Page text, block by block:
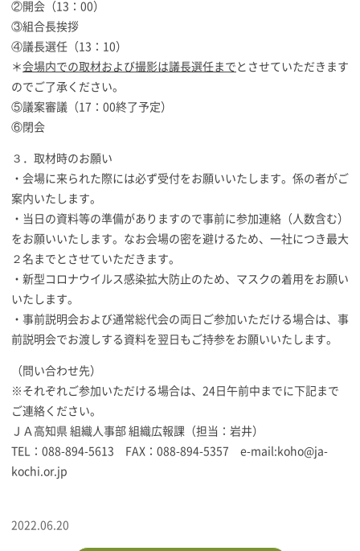
②開会（13：00）
③組合長挨拶
④議長選任（13：10）
＊会場内での取材および撮影は議長選任まで とさせていただきます
のでご了承ください。
⑤議案審議（17：00終了予定）
⑥閉会
３．取材時のお願い
・会場に来られた際には必ず受付をお願いいたします。係の者がご
案内いたします。
・当日の資料等の準備がありますので事前に参加連絡（人数含む）
をお願いいたします。なお会場の密を避けるため、一社につき最大
２名までとさせていただきます。
・新型コロナウイルス感染拡大防止のため、マスクの着用をお願い
いたします。
・事前説明会および通常総代会の両日ご参加いただける場合は、事
前説明会でお渡しする資料を翌日もご持参をお願いいたします。
（問い合わせ先）
※それぞれご参加いただける場合は、24日午前中までに下記まで
ご連絡ください。
ＪＡ高知県 組織人事部 組織広報課（担当：岩井）
TEL：088-894-5613 FAX：088-894-5357 e-mail:koho@ja-
kochi.or.jp
2022.06.20